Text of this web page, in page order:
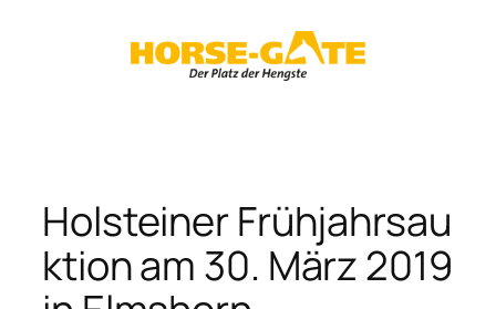
Holsteiner Frühjahrsau
ktion am 30. März 2019